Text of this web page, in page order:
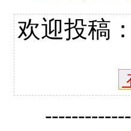
欢迎投稿